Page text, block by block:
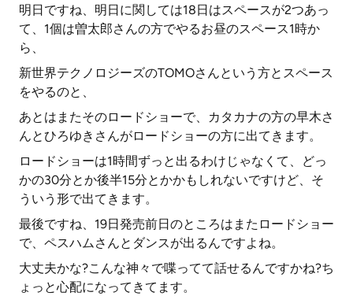
明日ですね、明日に関しては18日はスペースが2つあっ
て、1個は曽太郎さんの方でやるお昼のスペース1時か
ら、
新世界テクノロジーズのTOMOさんという方とスペース
をやるのと、
あとはまたそのロードショーで、カタカナの方の早木さ
んとひろゆきさんがロードショーの方に出てきます。
ロードショーは1時間ずっと出るわけじゃなくて、どっ
かの30分とか後半15分とかかもしれないですけど、そ
ういう形で出てきます。
最後ですね、19日発売前日のところはまたロードショー
で、ペスハムさんとダンスが出るんですよね。
大丈夫かな?こんな神々で喋ってて話せるんですかね?ち
ょっと心配になってきてます。